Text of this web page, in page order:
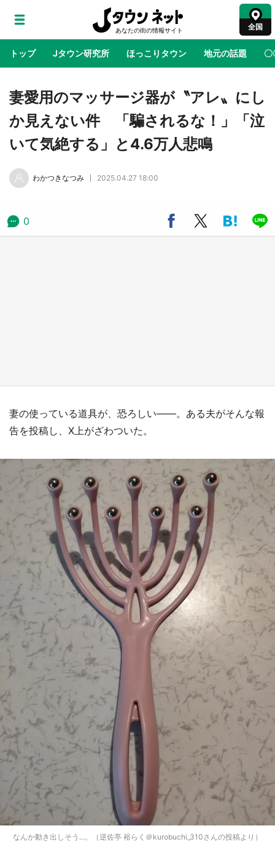
全国
トップ Jタウン研究所 ほっこりタウン 地元の話題 〇
地域×二次元 絶景 あの時はありがとう 物語がはじ
ラプラス・ダークネスが栃木県を征服！？ 県
公式プロモ動画で「聖地」が生産されてます
の「猫猫像」も【8／1～10／26】
妻愛用のマッサージ器が〝アレ〟にし
か見えない件 「騙されるな！」「泣
いて気絶する」と4.6万人悲鳴
わかつきなつみ 2025.04.27 18:00
0
妻の使っている道具が、恐ろしい――。ある夫がそんな報
告を投稿し、X上がざわついた。
なんか動き出しそう...。（逆佐亭 裕らく＠kurobuchi_310さんの投稿より）